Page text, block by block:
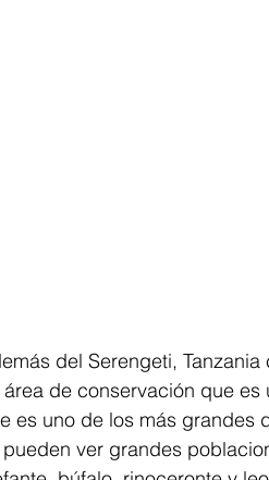
del Serengeti,
área de conservación que
es uno de los más grandes
pueden ver grandes